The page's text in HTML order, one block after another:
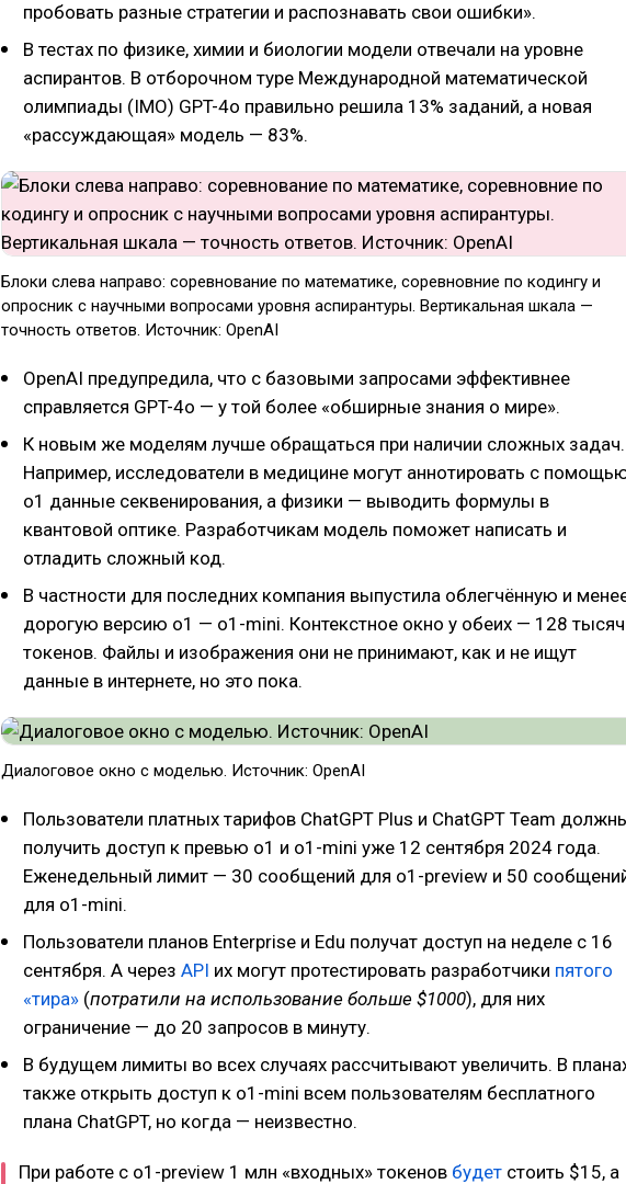
пробовать разные стратегии и распознавать свои ошибки».
В тестах по физике, химии и биологии модели отвечали на уровне
аспирантов. В отборочном туре Международной математической
олимпиады (IMO) GPT-4o правильно решила 13% заданий, а новая
«рассуждающая» модель — 83%.
Блоки слева направо: соревнование по математике, соревновние по кодингу и
опросник с научными вопросами уровня аспирантуры. Вертикальная шкала —
точность ответов. Источник: OpenAI
OpenAI предупредила, что с базовыми запросами эффективнее
справляется GPT-4o — у той более «обширные знания о мире».
К новым же моделям лучше обращаться при наличии сложных задач.
Например, исследователи в медицине могут аннотировать с
o1 данные секвенирования, а физики — выводить формулы в
квантовой оптике. Разработчикам модель поможет написать и
отладить сложный код.
В частности для последних компания выпустила облегчённую и
дорогую версию o1 — o1-mini. Контекстное окно у обеих — 128 тысяч
токенов. Файлы и изображения они не принимают, как и не ищут
данные в интернете, но это пока.
Диалоговое окно с моделью. Источник: OpenAI
Пользователи платных тарифов ChatGPT Plus и ChatGPT Team
получить доступ к превью o1 и o1-mini уже 12 сентября 2024 года.
Еженедельный лимит — 30 сообщений для o1-preview и 50
для o1-mini.
Пользователи планов Enterprise и Edu получат доступ на неделе с 16
сентября. А через API их могут протестировать разработчики пятого
«тира» (потратили на использование больше $1000), для них
ограничение — до 20 запросов в минуту.
В будущем лимиты во всех случаях рассчитывают увеличить. В
также открыть доступ к o1-mini всем пользователям бесплатного
плана ChatGPT, но когда — неизвестно.
При работе с o1-preview 1 млн «входных» токенов будет стоить $15, а